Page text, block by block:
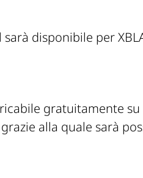
sarà disponibile per
gratuitamente su
alla quale sarà